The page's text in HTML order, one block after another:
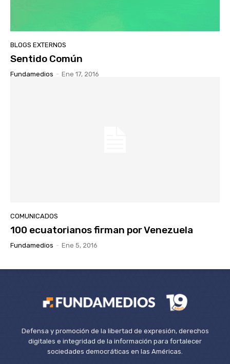
BLOGS EXTERNOS
Sentido Común
Fundamedios - Ene 17, 2016
COMUNICADOS
100 ecuatorianos firman por Venezuela
Fundamedios - Ene 5, 2016
Defensa y promoción de la libertad de expresión, derechos
digitales e integridad de la información para fortalecer
sociedades democráticas en las Américas.